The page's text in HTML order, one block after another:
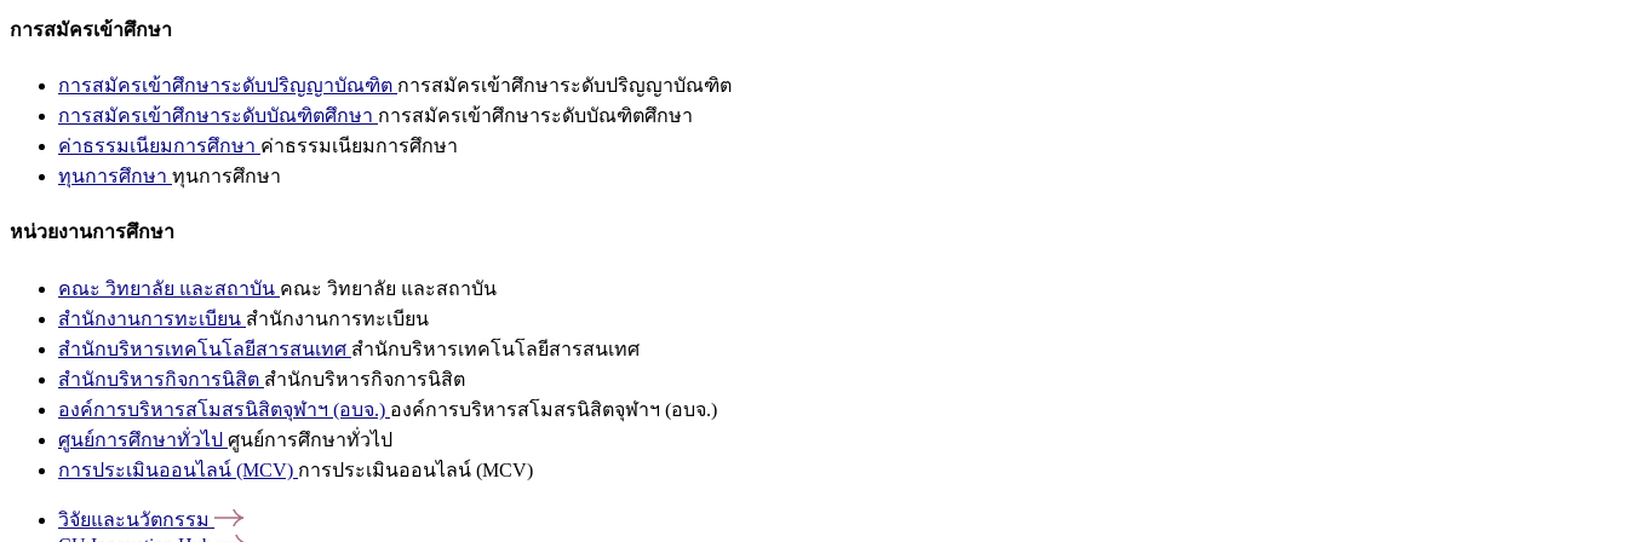
การสมัครเข้าศึกษา
การสมัครเข้าศึกษาระดับปริญญาบัณฑิต การสมัครเข้าศึกษาระดับปริญญาบัณฑิต
การสมัครเข้าศึกษาระดับบัณฑิตศึกษา การสมัครเข้าศึกษาระดับบัณฑิตศึกษา
ค่าธรรมเนียมการศึกษา ค่าธรรมเนียมการศึกษา
ทุนการศึกษา ทุนการศึกษา
หน่วยงานการศึกษา
คณะ วิทยาลัย และสถาบัน คณะ วิทยาลัย และสถาบัน
สำนักงานการทะเบียน สำนักงานการทะเบียน
สำนักบริหารเทคโนโลยีสารสนเทศ สำนักบริหารเทคโนโลยีสารสนเทศ
สำนักบริหารกิจการนิสิต สำนักบริหารกิจการนิสิต
องค์การบริหารสโมสรนิสิตจุฬาฯ (อบจ.) องค์การบริหารสโมสรนิสิตจุฬาฯ (อบจ.)
ศูนย์การศึกษาทั่วไป ศูนย์การศึกษาทั่วไป
การประเมินออนไลน์ (MCV) การประเมินออนไลน์ (MCV)
วิจัยและนวัตกรรม